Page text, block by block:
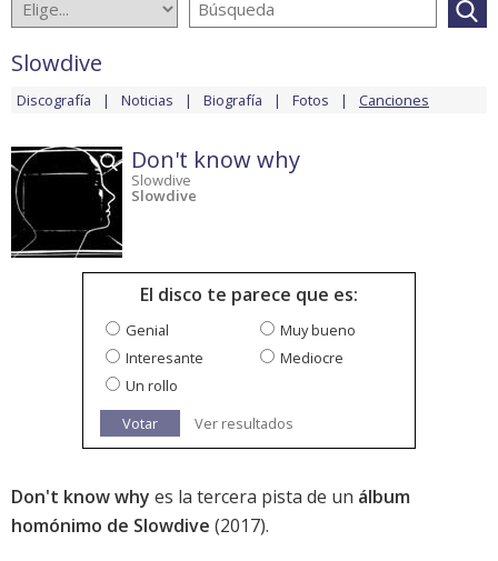
Slowdive
Discografía Noticias Biografía Fotos Canciones
Don't know why
Slowdive
Slowdive
El disco te parece que es:
Genial
Muy bueno
Interesante
Mediocre
Un rollo
Votar
Ver resultados
Don't know why es la tercera pista de un álbum
homónimo de Slowdive (2017).